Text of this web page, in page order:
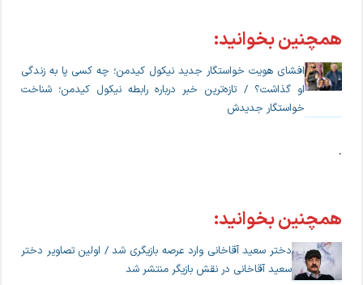
همچنین بخوانید:
افشای هویت خواستگار جدید نیکول کیدمن؛ چه کسی پا به زندگی
او گذاشت؟ / تازه‌ترین خبر درباره رابطه نیکول کیدمن؛ شناخت
خواستگار جدیدش
.
همچنین بخوانید:
دختر سعید آقاخانی وارد عرصه بازیگری شد / اولین تصاویر دختر
سعید آقاخانی در نقش بازیگر منتشر شد